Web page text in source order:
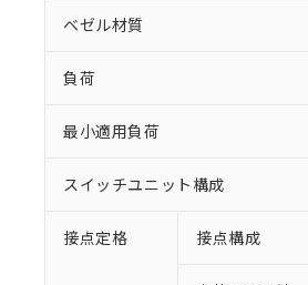
ベゼル材質
負荷
最小適用負荷
スイッチユニット構成
接点定格 接点構成